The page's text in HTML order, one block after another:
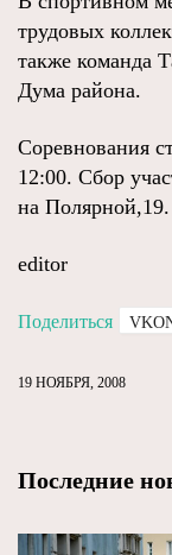
трудовых
также команда
Дума района.
Соревнования
12:00. Сбор
на Полярной,19.
editor
Поделиться
19 НОЯБРЯ, 2008
Последние